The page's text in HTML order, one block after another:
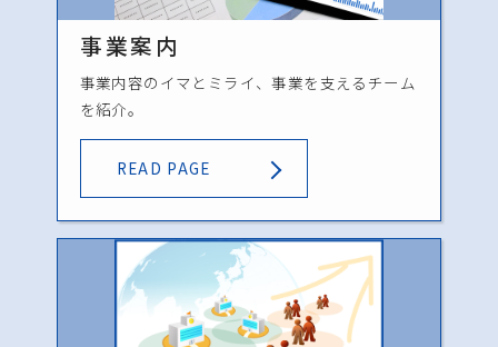
事業案内
事業内容のイマとミライ、事業を支えるチーム
を紹介。
READ PAGE